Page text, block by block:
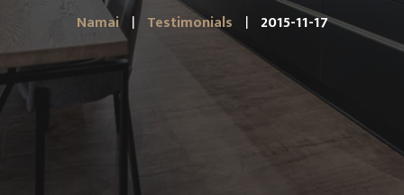
Namai Testimonials 2015-11-17